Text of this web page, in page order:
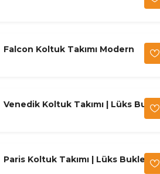
Falcon Koltuk Takımı Modern
Venedik Koltuk Takımı | Lüks Bukle
Paris Koltuk Takımı | Lüks Bukle